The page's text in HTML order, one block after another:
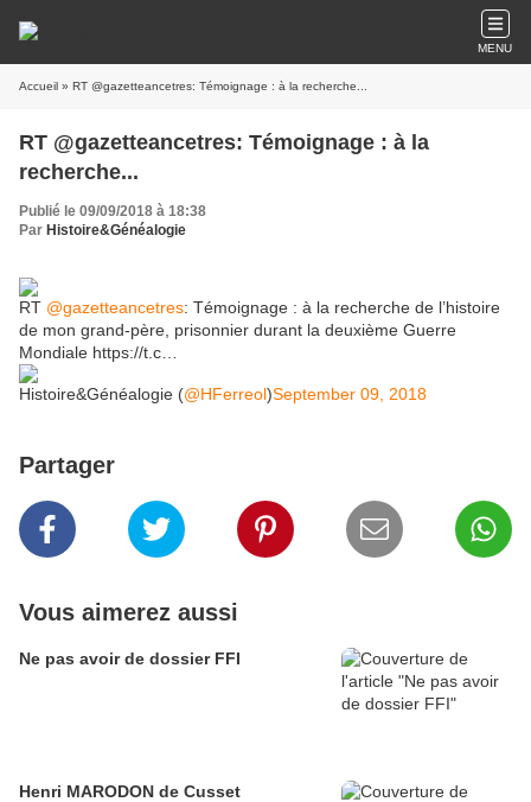
MENU
Accueil » RT @gazetteancetres: Témoignage : à la recherche...
RT @gazetteancetres: Témoignage : à la
recherche...
Publié le 09/09/2018 à 18:38
Par Histoire&Généalogie
RT @gazetteancetres: Témoignage : à la recherche de l’histoire
de mon grand-père, prisonnier durant la deuxième Guerre
Mondiale https://t.c…
Histoire&Généalogie (@HFerreol)September 09, 2018
Partager
Vous aimerez aussi
Ne pas avoir de dossier FFI
Henri MARODON de Cusset